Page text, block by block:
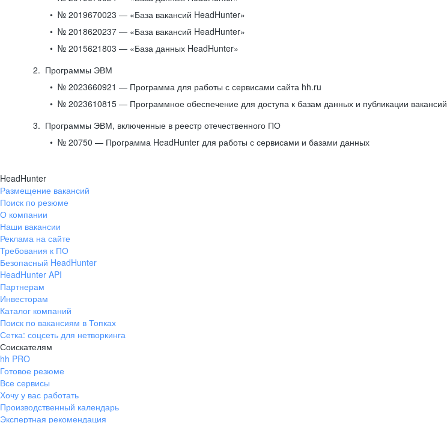
№ 2019670023 — «База вакансий HeadHunter»
№ 2018620237 — «База вакансий HeadHunter»
№ 2015621803 — «База данных HeadHunter»
Программы ЭВМ
№ 2023660921 — Программа для работы с сервисами сайта hh.ru
№ 2023610815 — Программное обеспечение для доступа к базам данных и публикации вакансий
Программы ЭВМ, включенные в реестр отечественного ПО
№ 20750 — Программа HeadHunter для работы с сервисами и базами данных
HeadHunter
Размещение вакансий
Поиск по резюме
О компании
Наши вакансии
Реклама на сайте
Требования к ПО
Безопасный HeadHunter
HeadHunter API
Партнерам
Инвесторам
Каталог компаний
Поиск по вакансиям в Топках
Сетка: соцсеть для нетворкинга
Соискателям
hh PRO
Готовое резюме
Все сервисы
Хочу у вас работать
Производственный календарь
Экспертная рекомендация